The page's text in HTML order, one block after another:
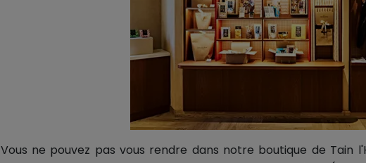
Vous ne pouvez pas vous rendre dans notre boutique de Tain